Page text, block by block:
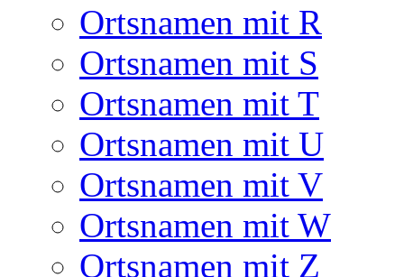
Ortsnamen mit R
Ortsnamen mit S
Ortsnamen mit T
Ortsnamen mit U
Ortsnamen mit V
Ortsnamen mit W
Ortsnamen mit Z